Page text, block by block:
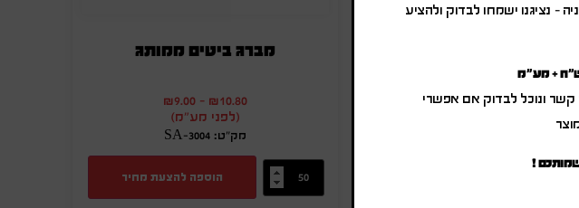
נתונים וטעינה איכותי
(לפני מע"מ)
מברג ביטים ממותג
₪10.80
-
₪9.00
(לפני מע"מ)
מק"ט: SA-3004
הוספה להצעת מחיר
– נציגנו ישמחו לבדוק ולהציע
קשר ונוכל לבדוק אם אפשרי
!